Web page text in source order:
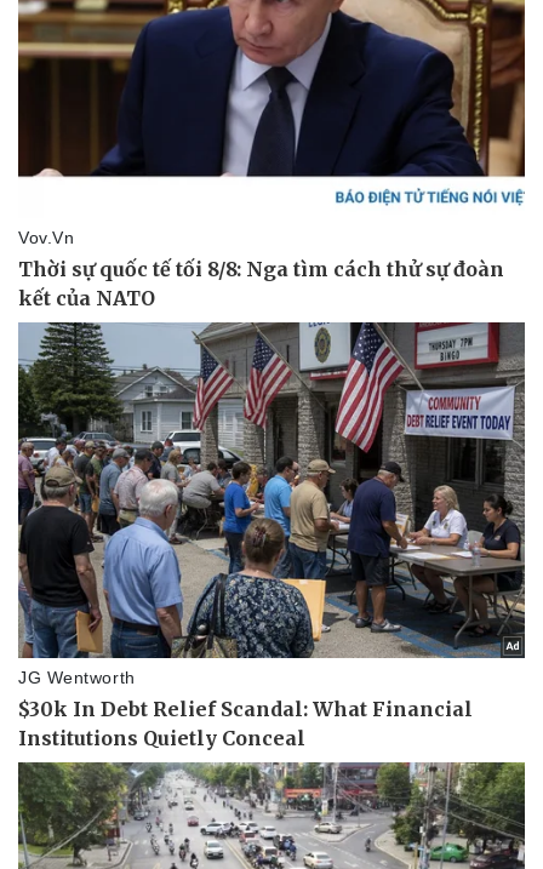
Kinh tế
Bất động sản
Khởi nghiệp
Thị trường
Giá vàng
Tiêu dùng
Giá cà phê